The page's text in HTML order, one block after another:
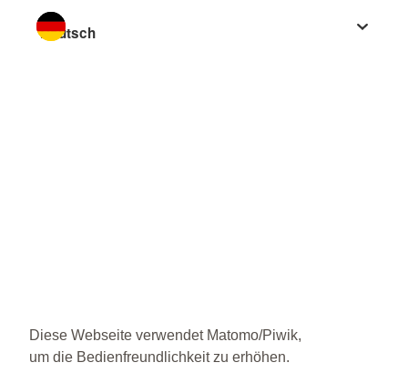
Diese Webseite verwendet Matomo/Piwik,
um die Bedienfreundlichkeit zu erhöhen.
Sprache wechseln zu